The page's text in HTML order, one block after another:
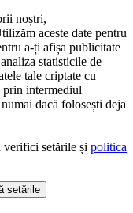
noștri,
aceste date pentru
a-ți afișa publicitate
statisticile de
tale criptate cu
intermediul
dacă folosești deja
verifici setările și politica
setările